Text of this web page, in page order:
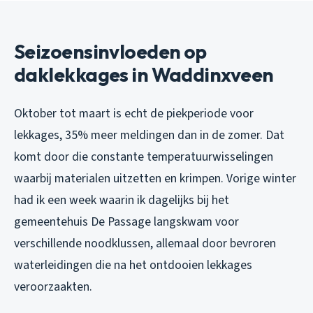
Seizoensinvloeden op
daklekkages in Waddinxveen
Oktober tot maart is echt de piekperiode voor
lekkages, 35% meer meldingen dan in de zomer. Dat
komt door die constante temperatuurwisselingen
waarbij materialen uitzetten en krimpen. Vorige winter
had ik een week waarin ik dagelijks bij het
gemeentehuis De Passage langskwam voor
verschillende noodklussen, allemaal door bevroren
waterleidingen die na het ontdooien lekkages
veroorzaakten.